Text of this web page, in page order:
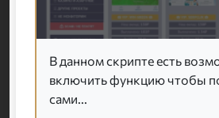
В данном скрипте есть
включить функцию чтобы
сами...